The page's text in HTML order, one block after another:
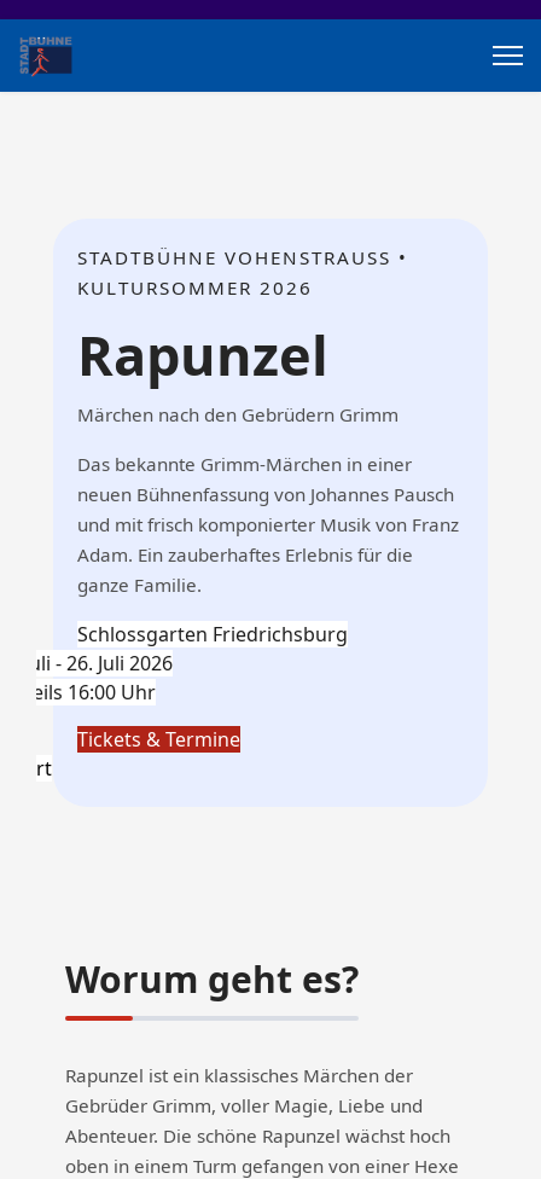
STADTBÜHNE VOHENSTRAUSS •
KULTURSOMMER 2026
Rapunzel
Märchen nach den Gebrüdern Grimm
Das bekannte Grimm-Märchen in einer
neuen Bühnenfassung von Johannes Pausch
und mit frisch komponierter Musik von Franz
Adam. Ein zauberhaftes Erlebnis für die
ganze Familie.
Schlossgarten Friedrichsburg
Juli - 26. Juli 2026
16:00 Uhr
Tickets & Termine
Worum geht es?
Rapunzel ist ein klassisches Märchen der
Gebrüder Grimm, voller Magie, Liebe und
Abenteuer. Die schöne Rapunzel wächst hoch
oben in einem Turm gefangen von einer Hexe